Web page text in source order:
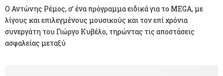
Ο Αντώνης Ρέμος, σ’ ένα πρόγραμμα ειδικά για το MEGA, με
λίγους και επιλεγμένους μουσικούς και τον επί χρόνια
συνεργάτη του Γιώργο Κυβέλο, τηρώντας τις αποστάσεις
ασφαλείας μεταξύ